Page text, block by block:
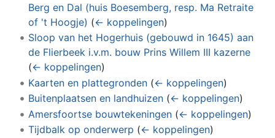
Berg en Dal (huis Boesemberg, resp. Ma Retraite
of 't Hoogje) (← koppelingen)
Sloop van het Hogerhuis (gebouwd in 1645) aan
de Flierbeek i.v.m. bouw Prins Willem III kazerne
(← koppelingen)
Kaarten en plattegronden (← koppelingen)
Buitenplaatsen en landhuizen (← koppelingen)
Amersfoortse bouwtekeningen (← koppelingen)
Tijdbalk op onderwerp (← koppelingen)